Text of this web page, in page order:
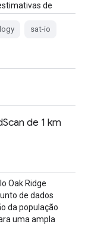
de
sat-io
de 1 km
Oak Ridge
de dados
da população
uma ampla